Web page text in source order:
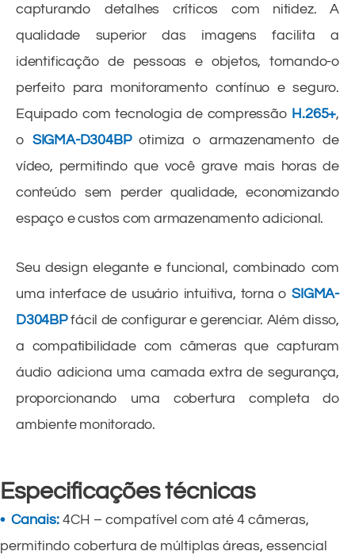
capturando detalhes críticos com nitidez. A
qualidade superior das imagens facilita a
identificação de pessoas e objetos, tornando-o
perfeito para monitoramento contínuo e seguro.
Equipado com tecnologia de compressão H.265+,
o SIGMA-D304BPotimiza o armazenamento de
vídeo, permitindo que você grave mais horas de
conteúdo sem perder qualidade, economizando
espaço e custos com armazenamento adicional.
Seu design elegante e funcional, combinado com
uma interface de usuário intuitiva, torna oSIGMA-
D304BPfácil de configurar e gerenciar. Além disso,
a compatibilidade com câmeras que capturam
áudio adiciona uma camada extra de segurança,
proporcionando uma cobertura completa do
ambiente monitorado.
Especificações técnicas
• Canais: 4CH – compatível com até 4 câmeras,
permitindo cobertura de múltiplas áreas, essencial